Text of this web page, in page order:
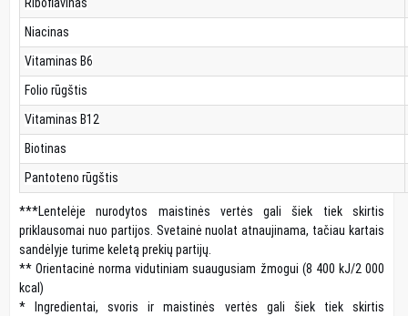
Niacinas
Vitaminas B6
Folio rūgštis
Vitaminas B12
Biotinas
Pantoteno rūgštis
***Lentelėje nurodytos maistinės vertės gali šiek tiek skirtis
priklausomai nuo partijos. Svetainė nuolat atnaujinama, tačiau kartais
sandėlyje turime keletą prekių partijų.
** Orientacinė norma vidutiniam suaugusiam žmogui (8 400 kJ/2 000
kcal)
* Ingredientai, svoris ir maistinės vertės gali šiek tiek skirtis